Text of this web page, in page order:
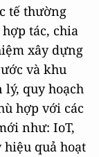
tế thường
tác, chia
xây dựng
và khu
quy hoạch
hợp với các
như: IoT,
hiệu quả hoạt